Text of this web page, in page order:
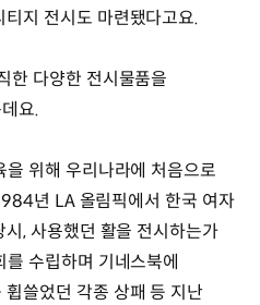
지 전시도 마련됐다고요.
한 다양한 전시물품을
요.
위해 우리나라에 처음으로
년 LA 올림픽에서 한국 여자
, 사용했던 활을 전시하는가
수립하며 기네스북에
쓸었던 각종 상패 등 지난